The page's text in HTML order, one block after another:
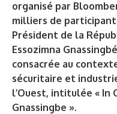
organisé par
milliers de
Président de la
Essozimna
consacrée au
sécuritaire et
l’Ouest, intitulée « In
Gnassingbe ».